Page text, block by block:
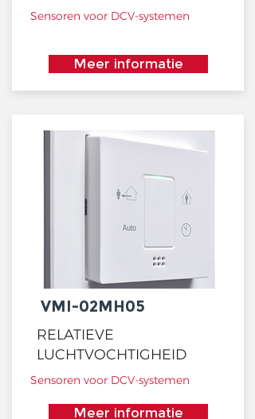
Sensoren voor DCV-systemen
Meer informatie
VMI-02MH05
RELATIEVE
LUCHTVOCHTIGHEID
Sensoren voor DCV-systemen
Meer informatie